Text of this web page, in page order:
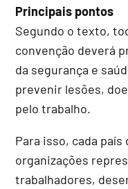
Principais pontos
Segundo o texto,
convenção deverá
da segurança e
prevenir lesões,
pelo trabalho.
Para isso, cada
organizações
trabalhadores,